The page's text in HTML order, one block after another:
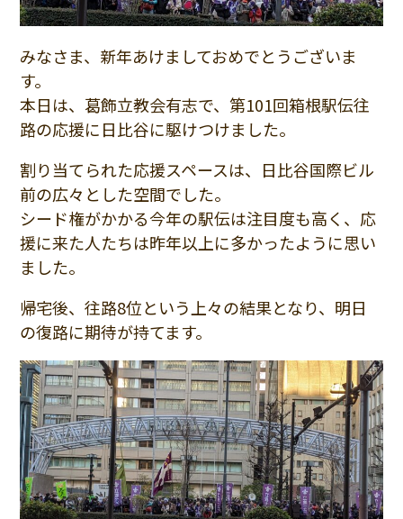
みなさま、新年あけましておめでとうございま
す。
本日は、葛飾立教会有志で、第101回箱根駅伝往
路の応援に日比谷に駆けつけました。
割り当てられた応援スペースは、日比谷国際ビル
前の広々とした空間でした。
シード権がかかる今年の駅伝は注目度も高く、応
援に来た人たちは昨年以上に多かったように思い
ました。
帰宅後、往路8位という上々の結果となり、明日
の復路に期待が持てます。